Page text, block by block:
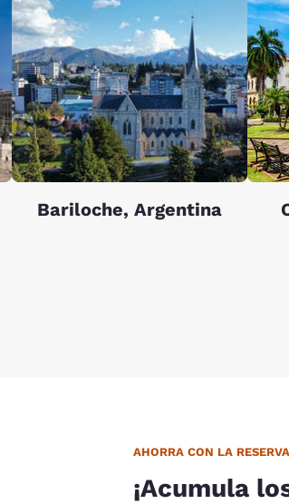
Bariloche, Argentina
AHORRA CON LA
¡Acumula